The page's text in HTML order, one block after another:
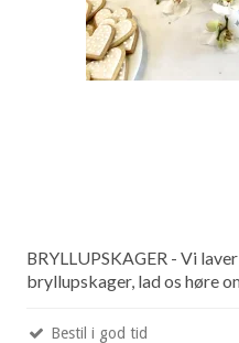
BRYLLUPSKAGER - Vi
bryllupskager, lad os høre
Bestil i god tid